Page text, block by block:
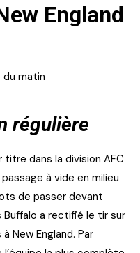
England
du matin
régulière
dans la division AFC
à vide en milieu
de passer devant
Buffalo a rectifié le tir sur
New England. Par